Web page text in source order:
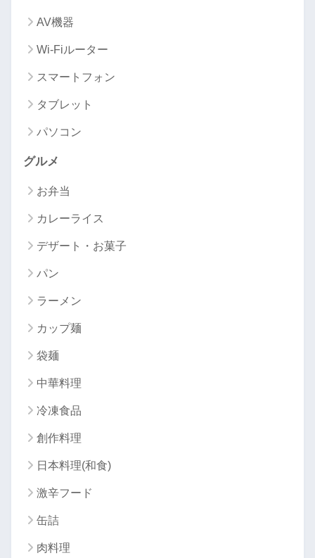
AV機器
Wi-Fiルーター
スマートフォン
タブレット
パソコン
グルメ
お弁当
カレーライス
デザート・お菓子
パン
ラーメン
カップ麺
袋麺
中華料理
冷凍食品
創作料理
日本料理(和食)
激辛フード
缶詰
肉料理